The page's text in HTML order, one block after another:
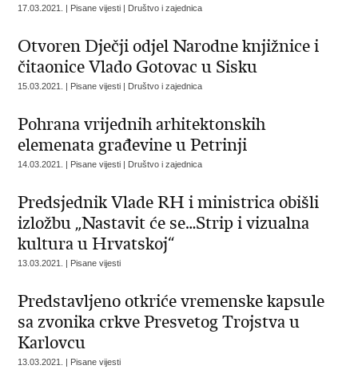
17.03.2021. | Pisane vijesti | Društvo i zajednica
Otvoren Dječji odjel Narodne knjižnice i
čitaonice Vlado Gotovac u Sisku
15.03.2021. | Pisane vijesti | Društvo i zajednica
Pohrana vrijednih arhitektonskih
elemenata građevine u Petrinji
14.03.2021. | Pisane vijesti | Društvo i zajednica
​Predsjednik Vlade RH i ministrica obišli
izložbu „Nastavit će se…Strip i vizualna
kultura u Hrvatskoj“
13.03.2021. | Pisane vijesti
​Predstavljeno otkriće vremenske kapsule
sa zvonika crkve Presvetog Trojstva u
Karlovcu
13.03.2021. | Pisane vijesti